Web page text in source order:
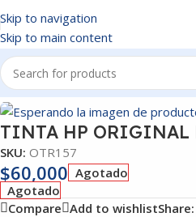
Skip to navigation
Skip to main content
Inicio/OTROS
TINTA HP ORIGINAL
SKU: OTR157
$60,000 Agotado
Agotado
Compare Add to wishlistShare: